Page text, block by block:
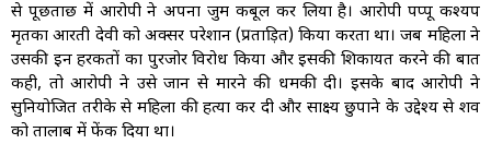
से पूछताछ में आरोपी ने अपना जुर्म कबूल कर लिया है। आरोपी पप्पू कश्यप
मृतका आरती देवी को अक्सर परेशान (प्रताड़ित) किया करता था। जब महिला ने
उसकी इन हरकतों का पुरजोर विरोध किया और इसकी शिकायत करने की बात
कही, तो आरोपी ने उसे जान से मारने की धमकी दी। इसके बाद आरोपी ने
सुनियोजित तरीके से महिला की हत्या कर दी और साक्ष्य छुपाने के उद्देश्य से शव
को तालाब में फेंक दिया था।